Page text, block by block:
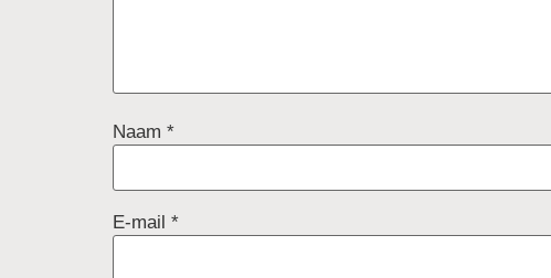
Naam *
E-mail *